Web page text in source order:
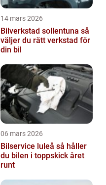
14 mars 2026
Bilverkstad sollentuna så
väljer du rätt verkstad för
din bil
06 mars 2026
Bilservice luleå så håller
du bilen i toppskick året
runt